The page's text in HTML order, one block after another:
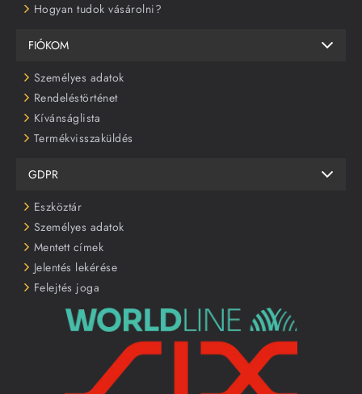
Hogyan tudok vásárolni?
FIÓKOM
Személyes adatok
Rendeléstörténet
Kívánságlista
Termékvisszaküldés
GDPR
Eszköztár
Személyes adatok
Mentett címek
Jelentés lekérése
Felejtés joga